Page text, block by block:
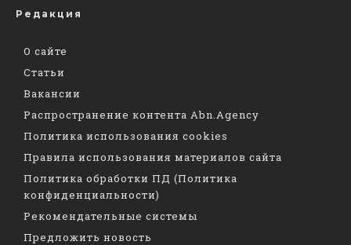
Редакция
О сайте
Статьи
Вакансии
Распространение контента Abn.Agency
Политика использования cookies
Правила использования материалов сайта
Политика обработки ПД (Политика
конфиденциальности)
Рекомендательные системы
Предложить новость